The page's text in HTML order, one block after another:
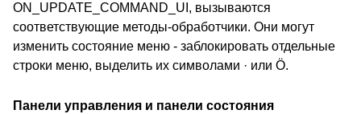
ON_UPDATE_COMMAND_UI, вызываются
соответствующие методы-обработчики. Они могут
изменить состояние меню - заблокировать отдельные
строки меню, выделить их символами · или Ö.
Панели управления и панели состояния